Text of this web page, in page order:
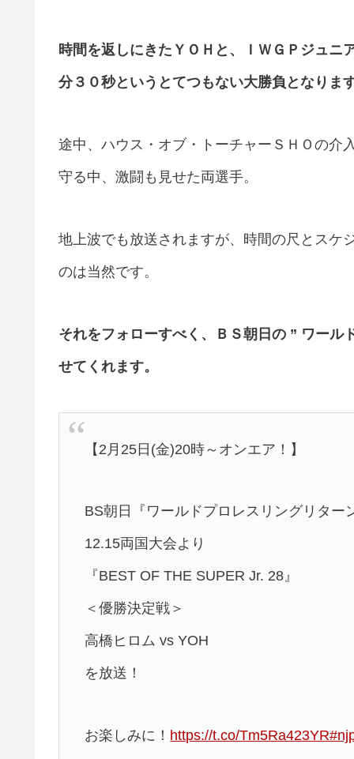
時間を返しにきたＹＯＨと、ＩＷＧＰジュニ
分３０秒というとてつもない大勝負となりま
途中、ハウス・オブ・トーチャーＳＨＯの介
守る中、激闘も見せた両選手。
地上波でも放送されますが、時間の尺とスケ
のは当然です。
それをフォローすべく、ＢＳ朝日の ” ワール
せてくれます。
【2月25日(金)20時～オンエア！】
BS朝日『ワールドプロレスリングリター
12.15両国大会より
『BEST OF THE SUPER Jr. 28』
＜優勝決定戦＞
高橋ヒロム vs YOH
を放送！
お楽しみに！ https://t.co/Tm5Ra423YR